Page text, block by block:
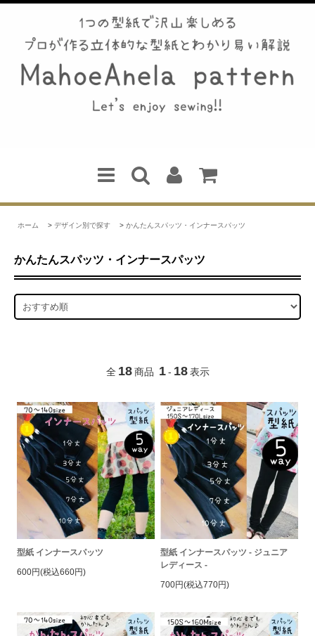
ホーム > デザイン別で探す > かんたんスパッツ・インナースパッツ
かんたんスパッツ・インナースパッツ
全 18 商品 1 - 18 表示
型紙 インナースパッツ
600円(税込660円)
型紙 インナースパッツ - ジュニア
レディース -
700円(税込770円)